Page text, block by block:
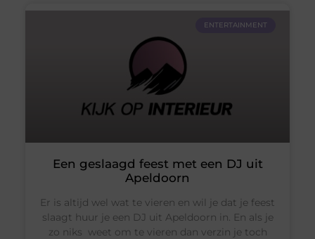
ENTERTAINMENT
Een geslaagd feest met een DJ uit
Apeldoorn
Er is altijd wel wat te vieren en wil je dat je feest
slaagt huur je een DJ uit Apeldoorn in. En als je
zo niks weet om te vieren dan verzin je toch